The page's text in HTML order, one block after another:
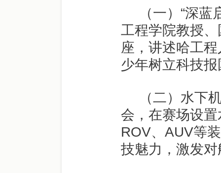
（一）“深
工程学院教授
座，讲述哈工
少年树立科技
（二）水下
会，在赛场设
ROV、 AUV等
技魅力，激发